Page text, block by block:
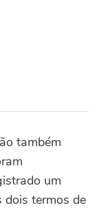
também
um
dois termos de